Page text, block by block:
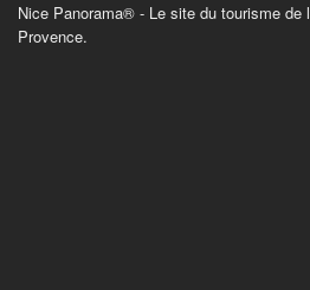
Nice Panorama® - Le site du tourisme de
Provence.